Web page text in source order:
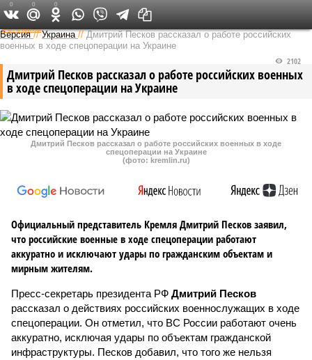
Федеральный выпуск
Версия //Украина //Дмитрий Песков рассказал о работе российских
военных в ходе спецоперации на Украине
Дмитрий Песков рассказал о работе российских военных
в ходе спецоперации на Украине
2102
Дмитрий Песков рассказал о работе российских военных в ходе
спецоперации на Украине
(фото: kremlin.ru)
Официальный представитель Кремля Дмитрий Песков заявил,
что российские военные в ходе спецоперации работают
аккуратно и исключают удары по гражданским объектам и
мирным жителям.
Пресс-секретарь президента РФ Дмитрий Песков
рассказал о действиях российских военнослужащих в ходе
спецоперации. Он отметил, что ВС России работают очень
аккуратно, исключая удары по объектам гражданской
инфраструктуры. Песков добавил, что того же нельзя
0 0 0